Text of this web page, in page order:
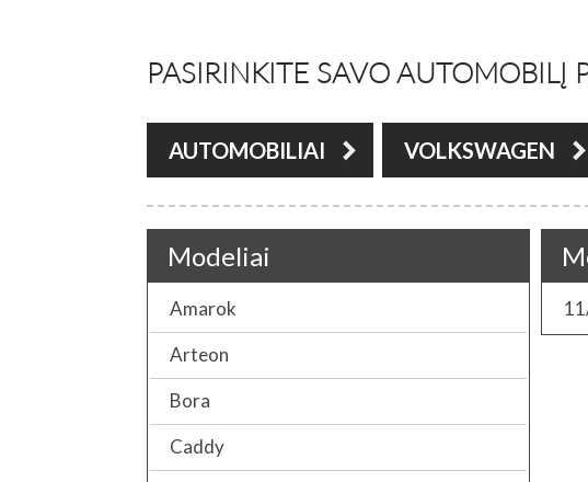
PASIRINKITE SAVO AUTOMOBILĮ
AUTOMOBILIAI VOLKSWAGEN
Modeliai
Amarok
Arteon
Bora
Caddy